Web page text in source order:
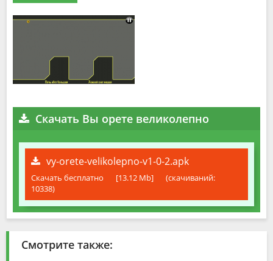
Скачать Вы орете великолепно
vy-orete-velikolepno-v1-0-2.apk
Скачать бесплатно [13.12 Mb]
(cкачиваний:
10338)
Смотрите также: